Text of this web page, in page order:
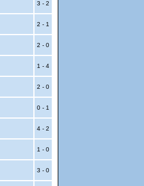
3 - 2
2 - 1
2 - 0
1 - 4
2 - 0
0 - 1
4 - 2
1 - 0
3 - 0